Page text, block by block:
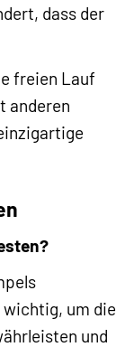
dass der
freien Lauf
anderen
wichtig, um die
und